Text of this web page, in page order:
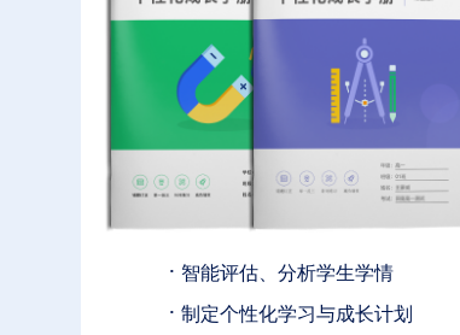
· 智能评估、分析学生学情
· 制定个性化学习与成长计划